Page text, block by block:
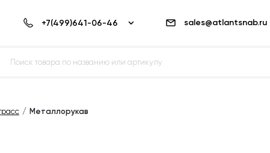
sales@atlantsnab.ru
Металлорукав